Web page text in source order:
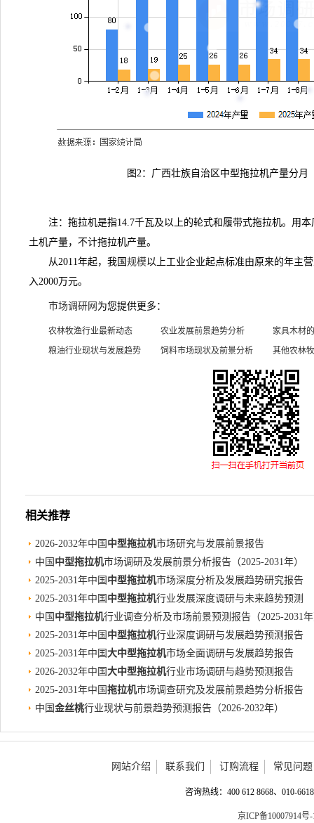
图2：广西壮族自治区中型拖拉机产量分月
注：拖拉机是指14.7千瓦及以上的轮式和履带式拖拉机。用本
土机产量，不计拖拉机产量。
从2011年起，我国 规模以上工业企业起点标准由原来的年主
入2000万元。
市场调研网 为您提供更多：
农林牧渔行业最新动态 农业发展前景趋势分析
家具木材
粮油行业现状与发展趋势
饲料市场现状及前景分析 其他农林
相关推荐
2026-2032年中国 中型拖拉机市场研究与发展前景报告
中国 中型拖拉机市场调研及发展前景分析报告（2025-2031年）
2025-2031年中国 中型拖拉机市场深度分析及发展趋势研究报告
2025-2031年中国 中型拖拉机行业发展深度调研与未来趋势预测
中国 中型拖拉机行业调查分析及市场前景预测报告（2025-2031
2025-2031年中国 中型拖拉机行业深度调研与发展趋势预测报告
2025-2031年中国 大中型拖拉机市场全面调研与发展趋势报告
2026-2032年中国 大中型拖拉机行业市场调研与趋势预测报告
2025-2031年中国 拖拉机市场调查研究及发展前景趋势分析报告
中国 金丝桃行业现状与前景趋势预测报告（2026-2032年）
网站介绍 联系我们 订购流程 常见问题
咨询热线：400 612 8668、010-
京ICP备10007914号-